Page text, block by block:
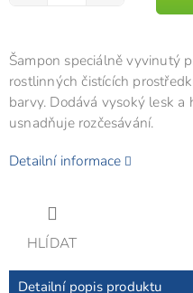
Šampon speciálně vyvinutý
rostlinných čistících
barvy. Dodává vysoký lesk a
usnadňuje rozčesávání.
Detailní informace
HLÍDAT
Detailní popis produktu